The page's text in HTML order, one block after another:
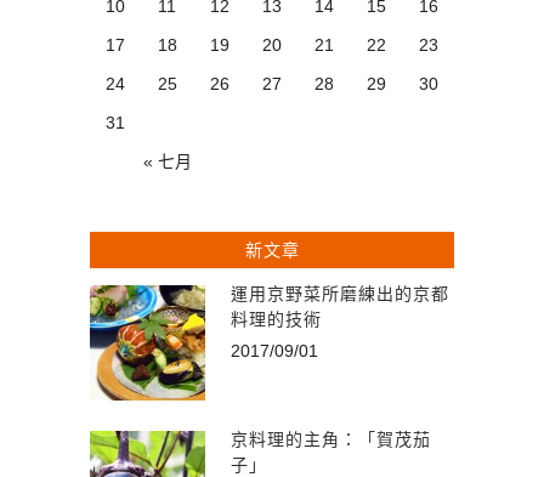
« 七月
10 11 12 13 14 15
16
17
18 19 20 21 22
23
24
25 26 27 28 29
30
31
新文章
運用京野菜所磨練出的京都
料理的技術
2017/09/01
京料理的主角：「賀茂茄
子」